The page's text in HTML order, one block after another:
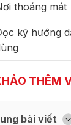
thoáng mát
kỹ hướng
THÊM
bài viết